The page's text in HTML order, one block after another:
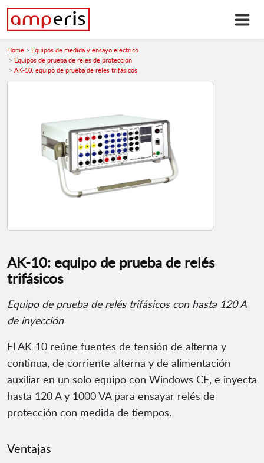
Home
Equipos de medida y ensayo eléctrico
Equipos de prueba de relés de protección
AK-10: equipo de prueba de relés trifásicos
AK-10: equipo de prueba de relés
trifásicos
Equipo de prueba de relés trifásicos con hasta 120 A
de inyección
El AK-10 reúne fuentes de tensión de alterna y
continua, de corriente alterna y de alimentación
auxiliar en un solo equipo con Windows CE, e inyecta
hasta 120 A y 1000 VA para ensayar relés de
protección con medida de tiempos.
Ventajas